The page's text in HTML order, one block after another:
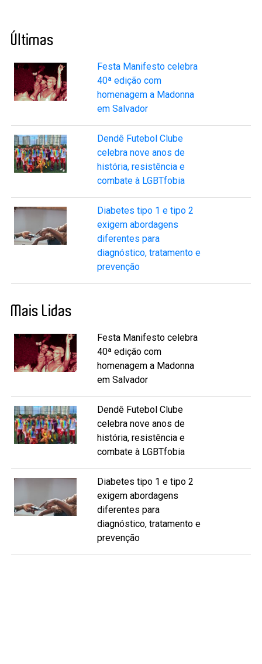
Últimas
Festa Manifesto celebra
40ª edição com
homenagem a Madonna
em Salvador
Dendê Futebol Clube
celebra nove anos de
história, resistência e
combate à LGBTfobia
Diabetes tipo 1 e tipo 2
exigem abordagens
diferentes para
diagnóstico, tratamento e
prevenção
Mais Lidas
Festa Manifesto celebra
40ª edição com
homenagem a Madonna
em Salvador
Dendê Futebol Clube
celebra nove anos de
história, resistência e
combate à LGBTfobia
Diabetes tipo 1 e tipo 2
exigem abordagens
diferentes para
diagnóstico, tratamento e
prevenção